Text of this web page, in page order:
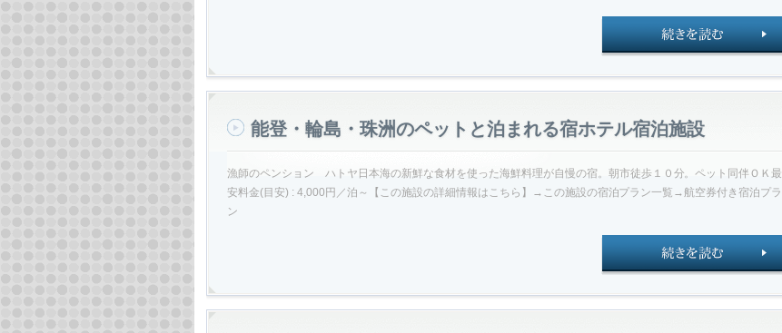
能登・輪島・珠洲のペットと泊まれる宿ホテル宿泊施設
漁師のペンション ハトヤ日本海の新鮮な食材を使った海鮮料理が自慢の宿。朝市徒歩１０分。ペット同伴ＯＫ最
安料金(目安) : 4,000円／泊～【この施設の詳細情報はこちら】→この施設の宿泊プラン一覧→航空券付き宿泊プラ
ン